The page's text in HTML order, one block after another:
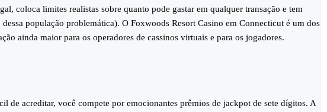
coloca limites realistas sobre quanto pode gastar em qualquer transação e tem
população problemática). O Foxwoods Resort Casino em Connecticut é um dos
ainda maior para os operadores de cassinos virtuais e para os jogadores.
acreditar, você compete por emocionantes prêmios de jackpot de sete dígitos. A